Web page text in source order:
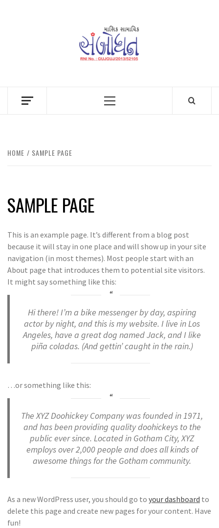
Primary
HOME SAMPLE PAGE
SAMPLE PAGE
This is an example page. It’s different from a blog post
because it will stay in one place and will show up in your site
navigation (in most themes). Most people start with an
About page that introduces them to potential site visitors.
It might say something like this:
Hi there! I’m a bike messenger by day, aspiring
actor by night, and this is my website. I live in Los
Angeles, have a great dog named Jack, and I like
piña coladas. (And gettin’ caught in the rain.)
…or something like this:
The XYZ Doohickey Company was founded in 1971,
and has been providing quality doohickeys to the
public ever since. Located in Gotham City, XYZ
employs over 2,000 people and does all kinds of
awesome things for the Gotham community.
As a new WordPress user, you should go to your dashboard to
delete this page and create new pages for your content. Have
fun!